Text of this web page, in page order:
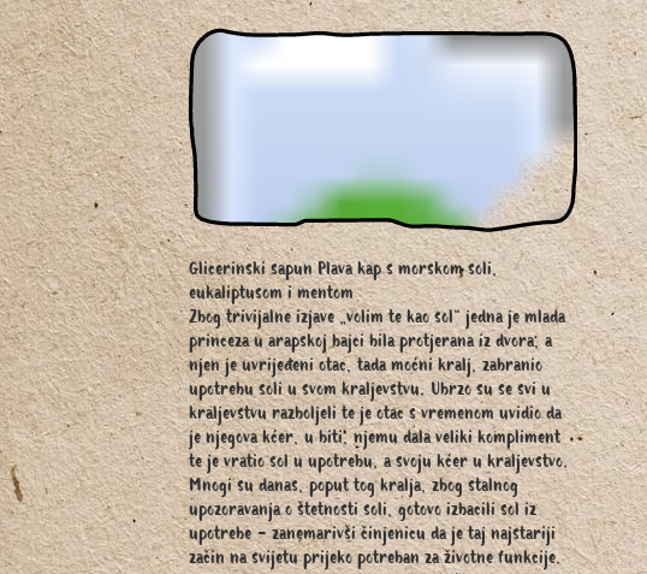
Glicerinski sapun Plava kap s morskom soli,
eukaliptusom i mentom
Zbog trivijalne izjave „volim te kao sol“ jedna je mlada
princeza u arapskoj bajci bila protjerana iz dvora, a
njen je uvrijeđeni otac, tada moćni kralj, zabranio
upotrebu soli u svom kraljevstvu. Ubrzo su se svi u
kraljevstvu razboljeli te je otac s vremenom uvidio da
je njegova kćer, u biti, njemu dala veliki kompliment
te je vratio sol u upotrebu, a svoju kćer u kraljevstvo.
Mnogi su danas, poput tog kralja, zbog stalnog
upozoravanja o štetnosti soli, gotovo izbacili sol iz
upotrebe - zanemarivši činjenicu da je taj najstariji
začin na svijetu prijeko potreban za životne funkcije.